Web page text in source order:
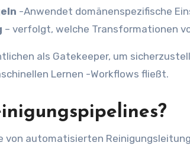
-Anwendet domänenspezifische
– verfolgt, welche Transformationen
als Gatekeeper, um
Lernen -Workflows fließt.
von automatisierten